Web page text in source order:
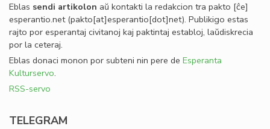
Eblas sendi artikolon aŭ kontakti la redakcion tra pakto [ĉe]
esperantio.net(pakto[at]esperantio[dot]net). Publikigo estas
rajto por esperantaj civitanoj kaj paktintaj establoj, laŭdiskrecia
por la ceteraj.
Eblas donaci monon por subteni nin pere de Esperanta
Kulturservo.
RSS-servo
TELEGRAM